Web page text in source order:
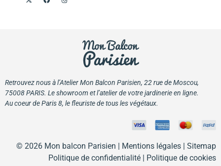
Retrouvez nous à l’Atelier Mon Balcon Parisien, 22 rue de Moscou,
75008 PARIS. Le showroom et l’atelier de votre jardinerie en ligne.
Au coeur de Paris 8, le fleuriste de tous les végétaux.
© 2026 Mon balcon Parisien | Mentions légales | Sitemap
Politique de confidentialité | Politique de cookies